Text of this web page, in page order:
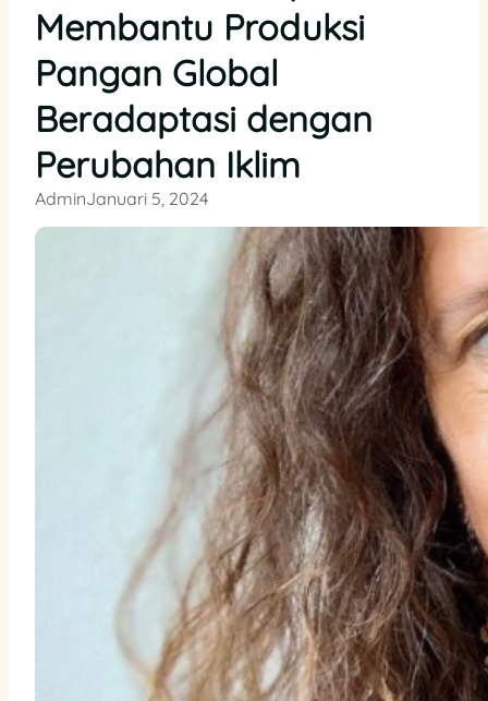
Membantu Produksi
Pangan Global
Beradaptasi dengan
Perubahan Iklim
AdminJanuari 5, 2024